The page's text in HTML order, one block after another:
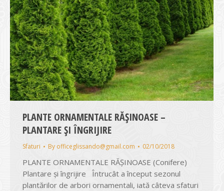
PLANTE ORNAMENTALE RĂȘINOASE –
PLANTARE ȘI ÎNGRIJIRE
Sfaturi By officeglissando@gmail.com 02/10/2018
PLANTE ORNAMENTALE RĂȘINOASE (Conifere)
Plantare și îngrijire Întrucât a început sezonul
plantărilor de arbori ornamentali, iată câteva sfaturi